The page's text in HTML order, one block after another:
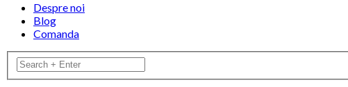
Despre noi
Blog
Comanda